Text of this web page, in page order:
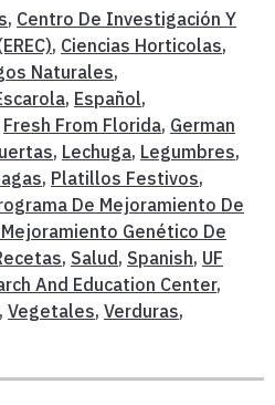
, Centro De Investigación Y
, Ciencias Horticolas,
Naturales,
, Español,
Fresh From Florida, German
, Lechuga, Legumbres,
, Platillos Festivos,
De Mejoramiento De
Genético De
, Salud , Spanish, UF
And Education Center,
, Vegetales, Verduras,